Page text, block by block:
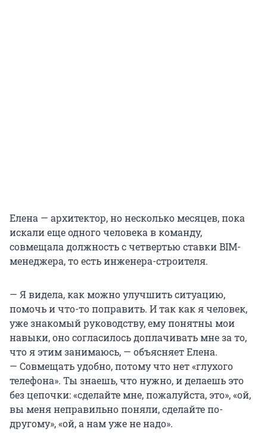
Елена — архитектор, но несколько месяцев, пока
искали еще одного человека в команду,
совмещала должность с четвертью ставки BIM-
менеджера, то есть инженера-строителя.
— Я видела, как можно улучшить ситуацию,
помочь и что-то поправить. И так как я человек,
уже знакомый руководству, ему понятны мои
навыки, оно согласилось доплачивать мне за то,
что я этим занимаюсь, — объясняет Елена.
— Совмещать удобно, потому что нет «глухого
телефона». Ты знаешь, что нужно, и делаешь это
без цепочки: «сделайте мне, пожалуйста, это», «ой,
вы меня неправильно поняли, сделайте по-
другому», «ой, а нам уже не надо».